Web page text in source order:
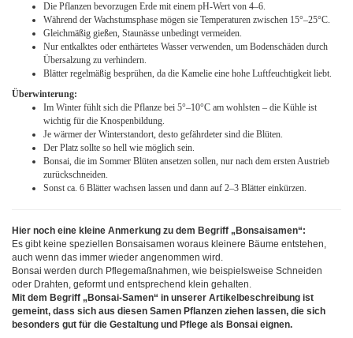
Die Pflanzen bevorzugen Erde mit einem pH-Wert von 4–6.
Während der Wachstumsphase mögen sie Temperaturen zwischen 15°–25°C.
Gleichmäßig gießen, Staunässe unbedingt vermeiden.
Nur entkalktes oder enthärtetes Wasser verwenden, um Bodenschäden durch
Übersalzung zu verhindern.
Blätter regelmäßig besprühen, da die Kamelie eine hohe Luftfeuchtigkeit liebt.
Überwinterung:
Im Winter fühlt sich die Pflanze bei 5°–10°C am wohlsten – die Kühle ist
wichtig für die Knospenbildung.
Je wärmer der Winterstandort, desto gefährdeter sind die Blüten.
Der Platz sollte so hell wie möglich sein.
Bonsai, die im Sommer Blüten ansetzen sollen, nur nach dem ersten Austrieb
zurückschneiden.
Sonst ca. 6 Blätter wachsen lassen und dann auf 2–3 Blätter einkürzen.
Hier noch eine kleine Anmerkung zu dem Begriff „Bonsaisamen“:
Es gibt keine speziellen Bonsaisamen woraus kleinere Bäume entstehen,
auch wenn das immer wieder angenommen wird.
Bonsai werden durch Pflegemaßnahmen, wie beispielsweise Schneiden
oder Drahten, geformt und entsprechend klein gehalten.
Mit dem Begriff „Bonsai-Samen“ in unserer Artikelbeschreibung ist
gemeint, dass sich aus diesen Samen Pflanzen ziehen lassen, die sich
besonders gut für die Gestaltung und Pflege als Bonsai eignen.